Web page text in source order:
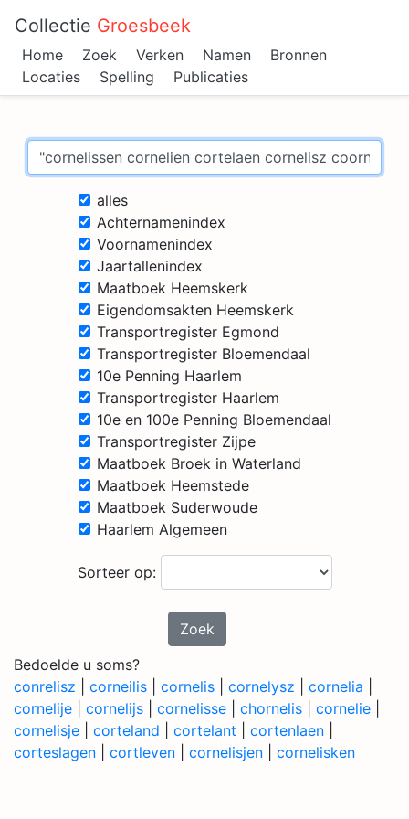
Collectie Groesbeek
Home Zoek Verken Namen
Bronnen
Locaties
Spelling Publicaties
alles
Achternamenindex
Voornamenindex
Jaartallenindex
Maatboek Heemskerk
Eigendomsakten Heemskerk
Transportregister Egmond
Transportregister Bloemendaal
10e Penning Haarlem
Transportregister Haarlem
10e en 100e Penning Bloemendaal
Transportregister Zijpe
Maatboek Broek in Waterland
Maatboek Heemstede
Maatboek Suderwoude
Haarlem Algemeen
Sorteer op:
Zoek
Bedoelde u soms?
conrelisz
corneilis cornelis cornelysz cornelia
cornelije
cornelijs cornelisse chornelis cornelie
cornelisje
corteland cortelant cortenlaen
corteslagen
cortleven cornelisjen cornelisken